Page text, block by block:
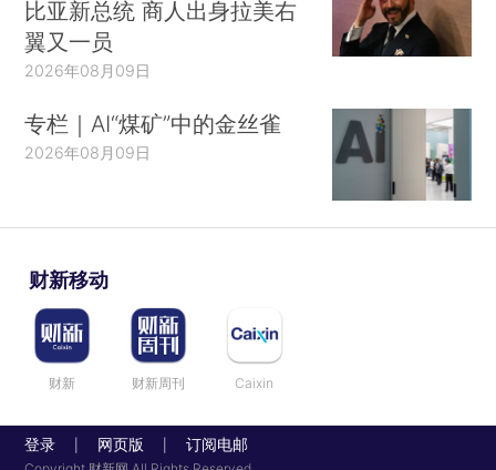
比亚新总统 商人出身拉美右
翼又一员
2026年08月09日
专栏｜AI“煤矿”中的金丝雀
2026年08月09日
财新移动
财新 财新周刊 Caixin
登录 网页版 订阅电邮